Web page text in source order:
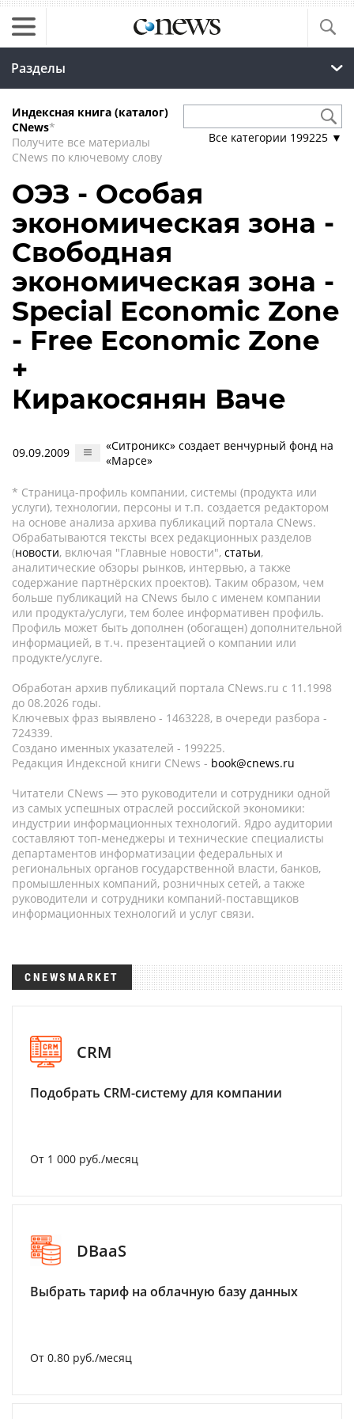
Разделы
Индексная книга (каталог)
CNews*
Получите все материалы
CNews по ключевому слову
Все категории 199225 ▼
ОЭЗ - Особая
экономическая зона -
Свободная
экономическая зона -
Special Economic Zone
- Free Economic Zone
+
Киракосянян Ваче
09.09.2009
«Ситроникс» создает венчурный фонд на
«Марсе»
* Страница-профиль компании, системы (продукта или
услуги), технологии, персоны и т.п. создается редактором
на основе анализа архива публикаций портала CNews.
Обрабатываются тексты всех редакционных разделов
(новости, включая "Главные новости", статьи,
аналитические обзоры рынков, интервью, а также
содержание партнёрских проектов). Таким образом, чем
больше публикаций на CNews было с именем компании
или продукта/услуги, тем более информативен профиль.
Профиль может быть дополнен (обогащен) дополнительной
информацией, в т.ч. презентацией о компании или
продукте/услуге.
Обработан архив публикаций портала CNews.ru c 11.1998
до 08.2026 годы.
Ключевых фраз выявлено - 1463228, в очереди разбора -
724339.
Создано именных указателей - 199225.
Редакция Индексной книги CNews - book@cnews.ru
Читатели CNews — это руководители и сотрудники одной
из самых успешных отраслей российской экономики:
индустрии информационных технологий. Ядро аудитории
составляют топ-менеджеры и технические специалисты
департаментов информатизации федеральных и
региональных органов государственной власти, банков,
промышленных компаний, розничных сетей, а также
руководители и сотрудники компаний-поставщиков
информационных технологий и услуг связи.
CNEWSMARKET
CRM
Подобрать CRM-систему для компании
От 1 000 руб./месяц
DBaaS
Выбрать тариф на облачную базу данных
От 0.80 руб./месяц